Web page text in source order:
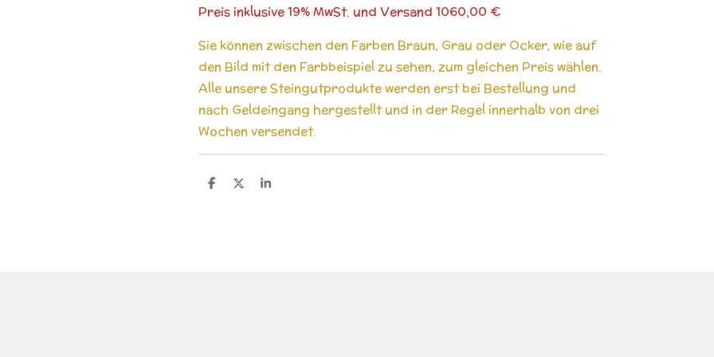
Preis inklusive 19% MwSt. und Versand 1060,00 €
Sie können zwischen den Farben Braun, Grau oder Ocker, wie auf
den Bild mit den Farbbeispiel zu sehen, zum gleichen Preis wählen.
Alle unsere Steingutprodukte werden erst bei Bestellung und
nach Geldeingang hergestellt und in der Regel innerhalb von drei
Wochen versendet.
T T T